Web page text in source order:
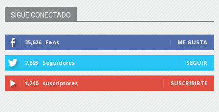
SIGUE CONECTADO
35,626 Fans ME GUSTA
7,693 Seguidores SEGUIR
1,240 suscriptores SUSCRIBIRTE